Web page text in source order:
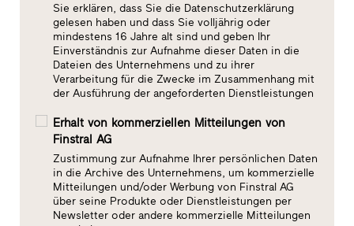
Sie erklären, dass Sie die Datenschutzerklärung
gelesen haben und dass Sie volljährig oder
mindestens 16 Jahre alt sind und geben Ihr
Einverständnis zur Aufnahme dieser Daten in die
Dateien des Unternehmens und zu ihrer
Verarbeitung für die Zwecke im Zusammenhang mit
der Ausführung der angeforderten Dienstleistungen
Erhalt von kommerziellen Mitteilungen von
Finstral AG
Zustimmung zur Aufnahme Ihrer persönlichen Daten
in die Archive des Unternehmens, um kommerzielle
Mitteilungen und/oder Werbung von Finstral AG
über seine Produkte oder Dienstleistungen per
Newsletter oder andere kommerzielle Mitteilungen